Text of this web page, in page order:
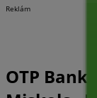
Reklám
OTP